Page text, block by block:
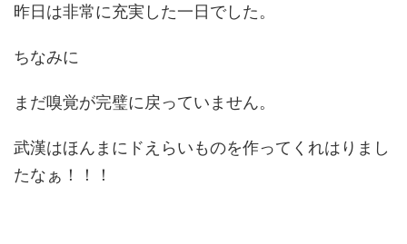
昨日は非常に充実した一日でした。
ちなみに
まだ嗅覚が完璧に戻っていません。
武漢はほんまにドえらいものを作ってくれはりまし
たなぁ！！！